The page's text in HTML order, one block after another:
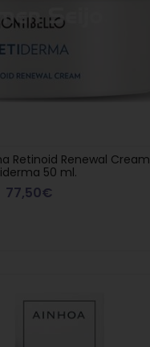
Retinoid Renewal Cream
50 ml.
77,50€